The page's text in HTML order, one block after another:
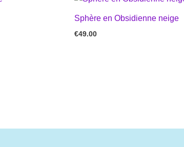
Sphère en Obsidienne neige
€49.00